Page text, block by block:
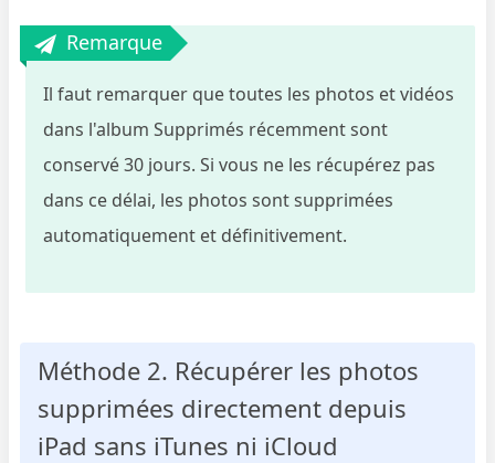
Remarque
Il faut remarquer que toutes les photos et vidéos
dans l'album Supprimés récemment sont
conservé 30 jours. Si vous ne les récupérez pas
dans ce délai, les photos sont supprimées
automatiquement et définitivement.
Méthode 2. Récupérer les photos
supprimées directement depuis
iPad sans iTunes ni iCloud